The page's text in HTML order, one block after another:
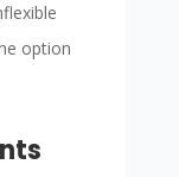
option